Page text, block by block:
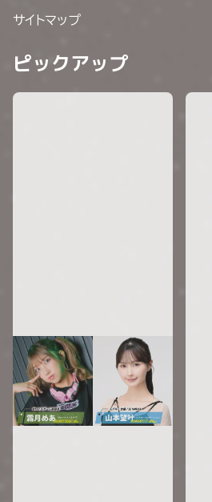
サイトマップ
ピックアップ